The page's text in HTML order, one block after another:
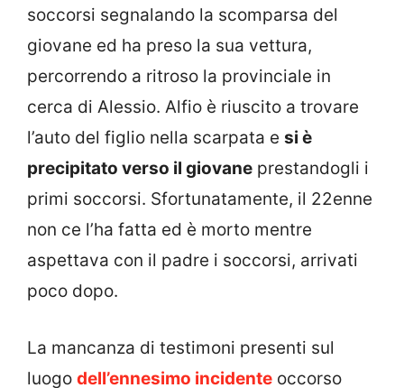
soccorsi segnalando la scomparsa del
giovane ed ha preso la sua vettura,
percorrendo a ritroso la provinciale in
cerca di Alessio. Alfio è riuscito a trovare
l’auto del figlio nella scarpata e si è
precipitato verso il giovane prestandogli i
primi soccorsi. Sfortunatamente, il 22enne
non ce l’ha fatta ed è morto mentre
aspettava con il padre i soccorsi, arrivati
poco dopo.
La mancanza di testimoni presenti sul
luogo dell’ennesimo incidente occorso